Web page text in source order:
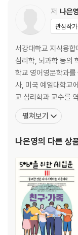
2부 한국인의 사회심리
01 한국 집단주의의 특
02 한국인의 정서적 삶
03 양성성의 사람들이
04 한국의 신세대는 어
05 한국의 리더십 특성
06 한국의 지역감정은
3부 한국인의 생애의식
01 한국인에게 결혼은
03 중년의 정체성
04 100세 시대, 축복
05 죽음에 대한 생각
06 한국인에게 가족은
07 남자는 군대에 다녀
4부 한국인의 법의식
01 한국인은 소송을 꺼
저 나은영
관심작
서강대학교 지식융
심리학, 뇌과학 등의
학교 영어영문학과
사, 미국 예일대학교
교 심리학과 교수를
학과 교수로 재직하고
한국방송학회 학술상
한국언론학회 학술
펼쳐보기
나은영의 다른 상